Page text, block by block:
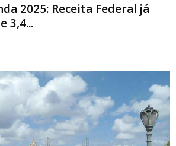
2025: Receita Federal já
3,4...